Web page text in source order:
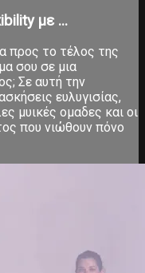
με ...
προς το τέλος της
σου σε μια
Σε αυτή την
ευλυγισίας,
μυικές ομαδες και οι
που νιώθουν πόνο